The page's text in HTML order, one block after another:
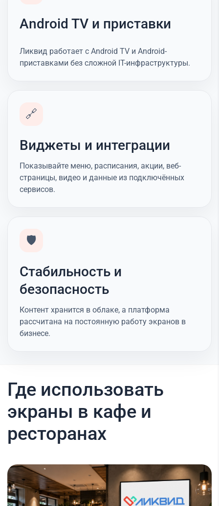
Android TV и приставки
Ликвид работает с Android TV и Android-
приставками без сложной IT-инфраструктуры.
🔗
Виджеты и интеграции
Показывайте меню, расписания, акции, веб-
страницы, видео и данные из подключённых
сервисов.
🛡️
Стабильность и
безопасность
Контент хранится в облаке, а платформа
рассчитана на постоянную работу экранов в
бизнесе.
Где использовать
экраны в кафе и
ресторанах